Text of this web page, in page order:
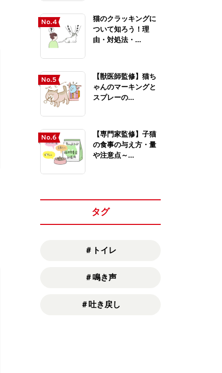
No.4
猫のクラッキングに
ついて知ろう！理
由・対処法・...
No.5
【獣医師監修】猫ち
ゃんのマーキングと
スプレーの...
No.6
【専門家監修】子猫
の食事の与え方・量
や注意点～...
タグ
＃トイレ
＃鳴き声
＃吐き戻し